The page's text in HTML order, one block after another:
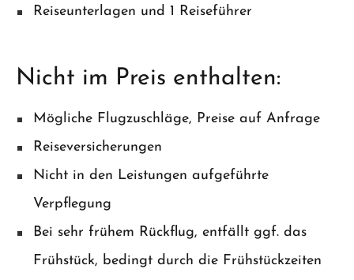
Reiseunterlagen und 1 Reiseführer
Nicht im Preis enthalten:
Mögliche Flugzuschläge, Preise auf Anfrage
Reiseversicherungen
Nicht in den Leistungen aufgeführte
Verpflegung
Bei sehr frühem Rückflug, entfällt ggf. das
Frühstück, bedingt durch die Frühstückzeiten